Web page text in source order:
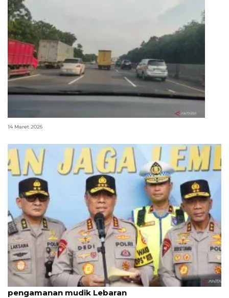
Lalu lintas Tol Cikampek terpantau ramai lancar
14 Maret 2026
Wakapolri apresiasi inovasi Polda Jabar dalam
pengamanan mudik Lebaran